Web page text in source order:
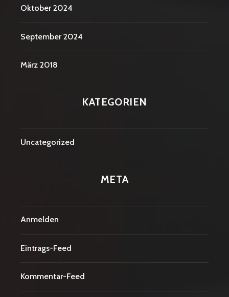
Oktober 2024
September 2024
März 2018
KATEGORIEN
Uncategorized
META
Anmelden
Eintrags-Feed
Kommentar-Feed